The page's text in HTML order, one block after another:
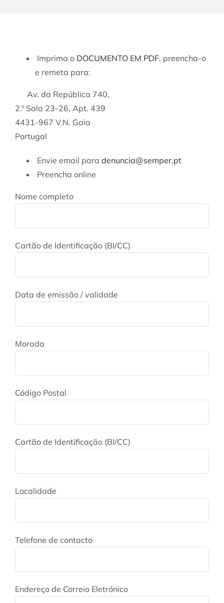
Imprima o DOCUMENTO EM PDF, preencha-o
e remeta para:
Av. da República 740,
2.º Sala 23-26, Apt. 439
4431-967 V.N. Gaia
Portugal
Envie email para denuncia@semper.pt
Preencha online
Nome completo
Cartão de Identificação (BI/CC)
Data de emissão / validade
Morada
Código Postal
Cartão de Identificação (BI/CC)
Localidade
Telefone de contacto
Endereço de Correio Eletrónico